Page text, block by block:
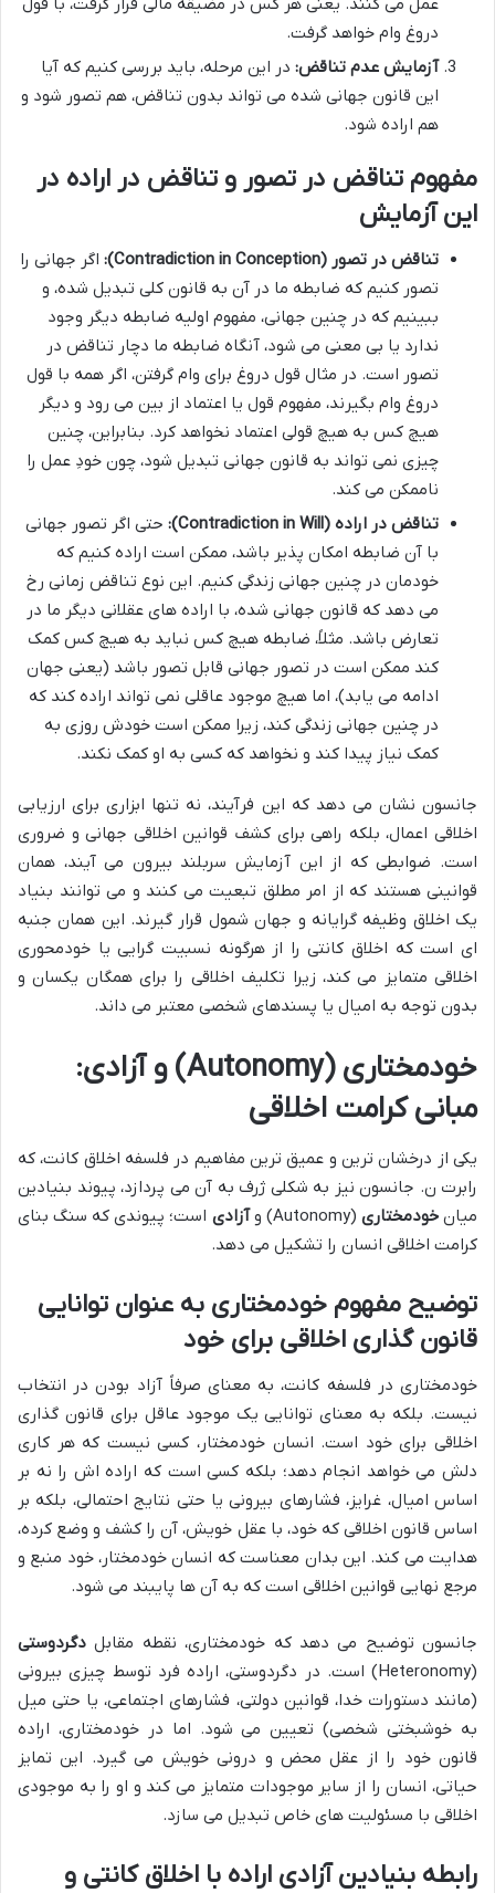
عمل می کنند. یعنی هر کس در مضیقه مالی قرار گرفت، با قول
دروغ وام خواهد گرفت.
آزمایش عدم تناقض: در این مرحله، باید بررسی کنیم که آیا
این قانون جهانی شده می تواند بدون تناقض، هم تصور شود و
هم اراده شود.
مفهوم تناقض در تصور و تناقض در اراده در
این آزمایش
تناقض در تصور (Contradiction in Conception):
اگر جهانی را
تصور کنیم که ضابطه ما در آن به قانون کلی تبدیل شده، و
ببینیم که در چنین جهانی، مفهوم اولیه ضابطه دیگر وجود
ندارد یا بی معنی می شود، آنگاه ضابطه ما دچار تناقض در
تصور است. در مثال قول دروغ برای وام گرفتن، اگر همه با قول
دروغ وام بگیرند، مفهوم قول یا اعتماد از بین می رود و دیگر
هیچ کس به هیچ قولی اعتماد نخواهد کرد. بنابراین، چنین
چیزی نمی تواند به قانون جهانی تبدیل شود، چون خودِ عمل را
ناممکن می کند.
تناقض در اراده (Contradiction in Will):
حتی اگر تصور جهانی
با آن ضابطه امکان پذیر باشد، ممکن است اراده کنیم که
خودمان در چنین جهانی زندگی کنیم. این نوع تناقض زمانی رخ
می دهد که قانون جهانی شده، با اراده های عقلانی دیگر ما در
تعارض باشد. مثلاً، ضابطه هیچ کس نباید به هیچ کس کمک
کند ممکن است در تصور جهانی قابل تصور باشد (یعنی جهان
ادامه می یابد)، اما هیچ موجود عاقلی نمی تواند اراده کند که
در چنین جهانی زندگی کند، زیرا ممکن است خودش روزی به
کمک نیاز پیدا کند و نخواهد که کسی به او کمک نکند.
جانسون نشان می دهد که این فرآیند، نه تنها ابزاری برای ارزیابی
اخلاقی اعمال، بلکه راهی برای کشف قوانین اخلاقی جهانی و ضروری
است. ضوابطی که از این آزمایش سربلند بیرون می آیند، همان
قوانینی هستند که از امر مطلق تبعیت می کنند و می توانند بنیاد
یک اخلاق وظیفه گرایانه و جهان شمول قرار گیرند. این همان جنبه
ای است که اخلاق کانتی را از هرگونه نسبیت گرایی یا خودمحوری
اخلاقی متمایز می کند، زیرا تکلیف اخلاقی را برای همگان یکسان و
بدون توجه به امیال یا پسندهای شخصی معتبر می داند.
خودمختاری (Autonomy) و آزادی:
مبانی کرامت اخلاقی
یکی از درخشان ترین و عمیق ترین مفاهیم در فلسفه اخلاق کانت، که
رابرت ن. جانسون نیز به شکلی ژرف به آن می پردازد، پیوند بنیادین
میانخودمختاری (Autonomy) و آزادی است؛ پیوندی که سنگ بنای
کرامت اخلاقی انسان را تشکیل می دهد.
توضیح مفهوم خودمختاری به عنوان توانایی
قانون گذاری اخلاقی برای خود
خودمختاری در فلسفه کانت، به معنای صرفاً آزاد بودن در انتخاب
نیست. بلکه به معنای توانایی یک موجود عاقل برای قانون گذاری
اخلاقی برای خود است. انسان خودمختار، کسی نیست که هر کاری
دلش می خواهد انجام دهد؛ بلکه کسی است که اراده اش را نه بر
اساس امیال، غرایز، فشارهای بیرونی یا حتی نتایج احتمالی، بلکه بر
اساس قانون اخلاقی که خود، با عقل خویش، آن را کشف و وضع کرده،
هدایت می کند. این بدان معناست که انسان خودمختار، خود منبع و
مرجع نهایی قوانین اخلاقی است که به آن ها پایبند می شود.
جانسون توضیح می دهد که خودمختاری، نقطه مقابل دگردوستی
(Heteronomy) است. در دگردوستی، اراده فرد توسط چیزی بیرونی
(مانند دستورات خدا، قوانین دولتی، فشارهای اجتماعی، یا حتی میل
به خوشبختی شخصی) تعیین می شود. اما در خودمختاری، اراده
قانون خود را از عقل محض و درونی خویش می گیرد. این تمایز
حیاتی، انسان را از سایر موجودات متمایز می کند و او را به موجودی
اخلاقی با مسئولیت های خاص تبدیل می سازد.
رابطه بنیادین آزادی اراده با اخلاق کانتی و